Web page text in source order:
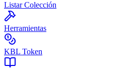
Listar Colección
Herramientas
KBL Token